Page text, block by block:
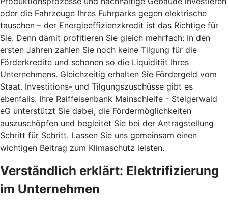
oder die Fahrzeuge Ihres Fuhrparks gegen elektrische
tauschen – der Energieeffizienzkredit ist das Richtige für
Sie. Denn damit profitieren Sie gleich mehrfach: In den
ersten Jahren zahlen Sie noch keine Tilgung für die
Förderkredite und schonen so die Liquidität Ihres
Unternehmens. Gleichzeitig erhalten Sie Fördergeld vom
Staat. Investitions- und Tilgungszuschüsse gibt es
ebenfalls. Ihre Raiffeisenbank Mainschleife - Steigerwald
eG unterstützt Sie dabei, die Fördermöglichkeiten
auszuschöpfen und begleitet Sie bei der Antragstellung
Schritt für Schritt. Lassen Sie uns gemeinsam einen
wichtigen Beitrag zum Klimaschutz leisten.
Verständlich erklärt: Elektrifizierung
im Unternehmen